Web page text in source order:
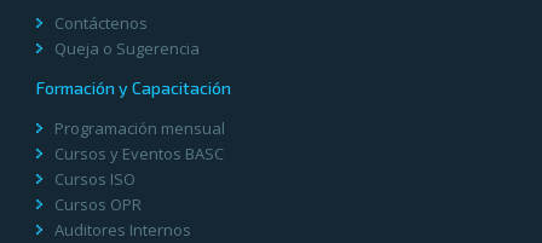
Contáctenos
Queja o Sugerencia
Formación y Capacitación
Programación mensual
Cursos y Eventos BASC
Cursos ISO
Cursos OPR
Auditores Internos